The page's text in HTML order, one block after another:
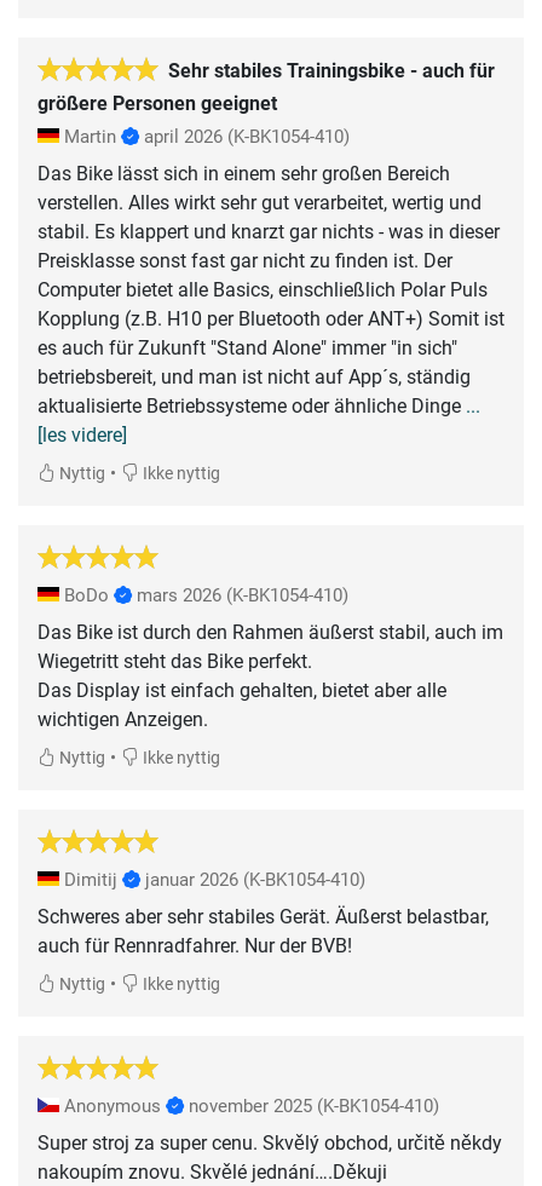
Sehr stabiles Trainingsbike - auch für
größere Personen geeignet
Martin april 2026 (K-BK1054-410)
Das Bike lässt sich in einem sehr großen Bereich
verstellen. Alles wirkt sehr gut verarbeitet, wertig und
stabil. Es klappert und knarzt gar nichts - was in dieser
Preisklasse sonst fast gar nicht zu finden ist. Der
Computer bietet alle Basics, einschließlich Polar Puls
Kopplung (z.B. H10 per Bluetooth oder ANT+) Somit ist
es auch für Zukunft "Stand Alone" immer "in sich"
betriebsbereit, und man ist nicht auf App´s, ständig
aktualisierte Betriebssysteme oder ähnliche Dinge ...
[les videre]
Nyttig • Ikke nyttig
BoDo mars 2026 (K-BK1054-410)
Das Bike ist durch den Rahmen äußerst stabil, auch im
Wiegetritt steht das Bike perfekt.
Das Display ist einfach gehalten, bietet aber alle
wichtigen Anzeigen.
Nyttig • Ikke nyttig
Dimitij januar 2026 (K-BK1054-410)
Schweres aber sehr stabiles Gerät. Äußerst belastbar,
auch für Rennradfahrer. Nur der BVB!
Nyttig • Ikke nyttig
Anonymous november 2025 (K-BK1054-410)
Super stroj za super cenu. Skvělý obchod, určitě někdy
nakoupím znovu. Skvělé jednání….Děkuji